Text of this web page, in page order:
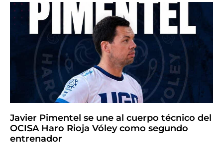
Javier Pimentel se une al cuerpo técnico del
OCISA Haro Rioja Vóley como segundo
entrenador